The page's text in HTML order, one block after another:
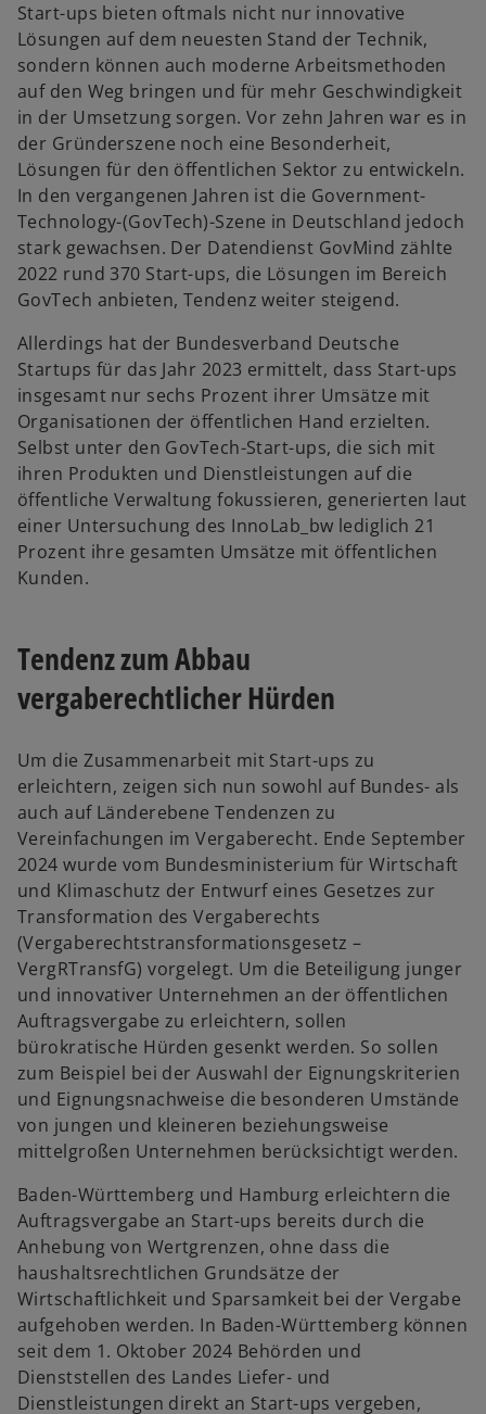
Start-ups bieten oftmals nicht nur innovative
Lösungen auf dem neuesten Stand der Technik,
sondern können auch moderne Arbeitsmethoden
auf den Weg bringen und für mehr Geschwindigkeit
in der Umsetzung sorgen. Vor zehn Jahren war es in
der Gründerszene noch eine Besonderheit,
Lösungen für den öffentlichen Sektor zu entwickeln.
In den vergangenen Jahren ist die Government-
Technology-(GovTech)-Szene in Deutschland jedoch
stark gewachsen. Der Datendienst GovMind zählte
2022 rund 370 Start-ups, die Lösungen im Bereich
GovTech anbieten, Tendenz weiter steigend.
Allerdings hat der Bundesverband Deutsche
Startups für das Jahr 2023 ermittelt, dass Start-ups
insgesamt nur sechs Prozent ihrer Umsätze mit
Organisationen der öffentlichen Hand erzielten.
Selbst unter den GovTech-Start-ups, die sich mit
ihren Produkten und Dienstleistungen auf die
öffentliche Verwaltung fokussieren, generierten laut
einer Untersuchung des InnoLab_bw lediglich 21
Prozent ihre gesamten Umsätze mit öffentlichen
Kunden.
Tendenz zum Abbau
vergaberechtlicher Hürden
Um die Zusammenarbeit mit Start-ups zu
erleichtern, zeigen sich nun sowohl auf Bundes- als
auch auf Länderebene Tendenzen zu
Vereinfachungen im Vergaberecht. Ende September
2024 wurde vom Bundesministerium für Wirtschaft
und Klimaschutz der Entwurf eines Gesetzes zur
Transformation des Vergaberechts
(Vergaberechtstransformationsgesetz –
VergRTransfG) vorgelegt. Um die Beteiligung junger
und innovativer Unternehmen an der öffentlichen
Auftragsvergabe zu erleichtern, sollen
bürokratische Hürden gesenkt werden. So sollen
zum Beispiel bei der Auswahl der Eignungskriterien
und Eignungsnachweise die besonderen Umstände
von jungen und kleineren beziehungsweise
mittelgroßen Unternehmen berücksichtigt werden.
Baden-Württemberg und Hamburg erleichtern die
Auftragsvergabe an Start-ups bereits durch die
Anhebung von Wertgrenzen, ohne dass die
haushaltsrechtlichen Grundsätze der
Wirtschaftlichkeit und Sparsamkeit bei der Vergabe
aufgehoben werden. In Baden-Württemberg können
seit dem 1. Oktober 2024 Behörden und
Dienststellen des Landes Liefer- und
Dienstleistungen direkt an Start-ups vergeben,